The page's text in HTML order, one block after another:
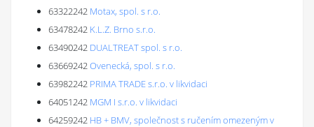
63322242 Motax, spol. s r.o.
63478242 K.L.Z. Brno s.r.o.
63490242 DUALTREAT spol. s r.o.
63669242Ovenecká, spol. s r.o.
63982242 PRIMA TRADE s.r.o. v likvidaci
64051242 MGM I s.r.o. v likvidaci
64259242 HB + BMV, společnost s ručením omezeným v